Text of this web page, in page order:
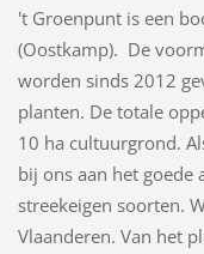
't Groenpunt is een
(Oostkamp). De
worden sinds 2012
planten. De totale
10 ha cultuurgrond.
bij ons aan het goede
streekeigen soorten.
Vlaanderen. Van het